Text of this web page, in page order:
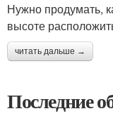
Нужно продумать,
высоте
читать дальше →
Последние